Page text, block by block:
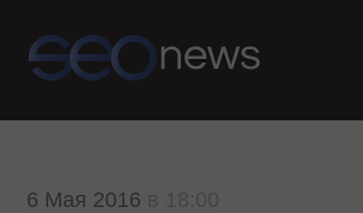
6 Мая 2016